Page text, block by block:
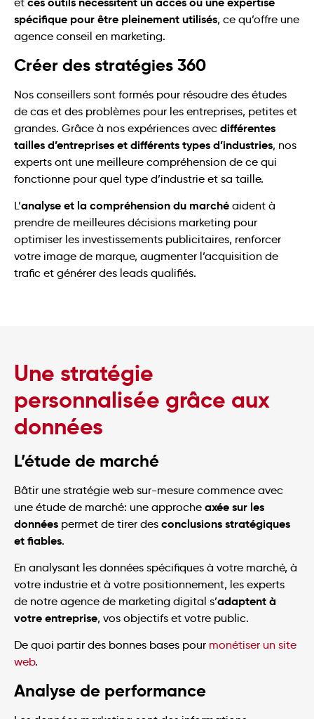
et
spécifique pour être pleinement utilisés, ce qu’offre une
agence conseil en marketing.
Créer des stratégies 360
Nos conseillers sont formés pour résoudre des études
de cas et des problèmes pour les entreprises, petites et
grandes. Grâce à nos expériences avec différentes
tailles d’entreprises et différents types d’industries, nos
experts ont une meilleure compréhension de ce qui
fonctionne pour quel type d’industrie et sa taille.
L’analyse et la compréhension du marché aident à
prendre de meilleures décisions marketing pour
optimiser les investissements publicitaires, renforcer
votre image de marque, augmenter l’acquisition de
trafic et générer des leads qualifiés.
Une stratégie
personnalisée grâce aux
données
L’étude de marché
Bâtir une stratégie web sur-mesure commence avec
une étude de marché: une approche axée sur les
données permet de tirer des conclusions stratégiques
et fiables.
En analysant les données spécifiques à votre marché, à
votre industrie et à votre positionnement, les experts
de notre agence de marketing digital s’adaptent à
votre entreprise, vos objectifs et votre public.
De quoi partir des bonnes bases pour monétiser un site
web.
Analyse de performance